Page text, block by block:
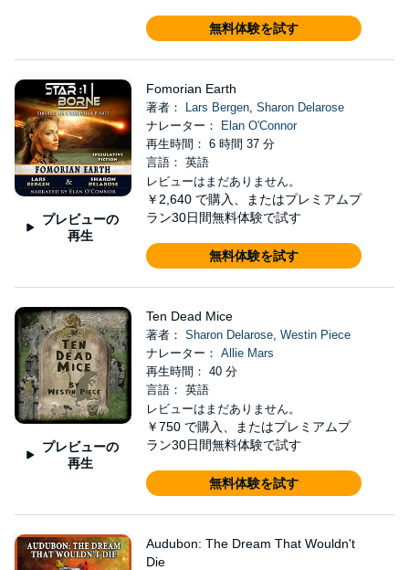
無料体験を試す
プレビューの
再生
Fomorian Earth
著者： Lars Bergen, Sharon Delarose
ナレーター：
Elan O'Connor
再生時間： 6 時間 37 分
言語： 英語
レビューはまだありません。
￥2,640 で購入、またはプレミアムプ
ラン30日間無料体験で試す
無料体験を試す
プレビューの
再生
Ten Dead Mice
著者： Sharon Delarose, Westin Piece
ナレーター： Allie Mars
再生時間： 40 分
言語： 英語
レビューはまだありません。
￥750 で購入、またはプレミアムプ
ラン30日間無料体験で試す
無料体験を試す
Audubon: The Dream That Wouldn't
Die